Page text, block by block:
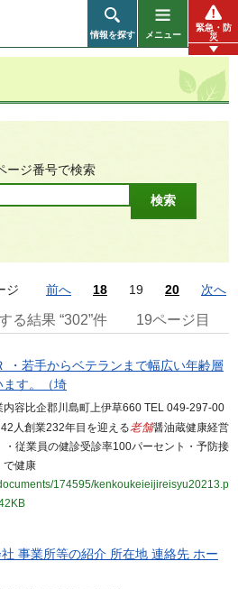
情報を探す メニュー
緊急・防
災
ージ番号で検索
ジ 前へ 18 19 20 次へ
る結果 “302”件 19ページ目
・若手からベテランまで幅広い年齢層
ます。（埼
容比企郡川島町上伊草660 TEL 049-297-00
人創業232年目を迎える老舗醤油蔵健康経営
従業員の健診受診率100パーセント・予防接
で健康
174595/kenkoukeieijireisyu20213.p
事業所等の紹介 所在地 連絡先 ホー